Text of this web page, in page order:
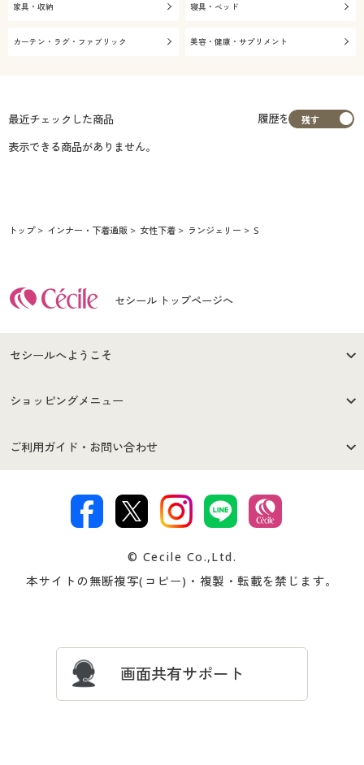
家具・収納 寝具・ベッド
カーテン・ラグ・ファブリック 美容・健康・サプリメント
最近チェックした商品
履歴を
表示できる商品がありません。
トップ インナー・下着通販 女性下着 ランジェリー S
セシール トップページへ
セシールへようこそ
はじめての方へ
セシールご利用規約
著作権・商標について 会社案内
ショッピングメニュー
商品カテゴリ
プレゼント＆キャンペーン サイトマップ
ご利用ガイド・お問い合わせ
交換・返品は お支払は
ついて
忘れの場合
© Cecile Co.,Ltd.
本サイトの無断複写(コピー)・複製・転載を禁じます。
画面共有サポート